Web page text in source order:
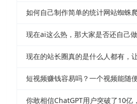
如何自己制作简单的统计网站蜘蛛
现在ai这么热，那大家是否还自己
现在的站长圈真的是什么人都有，
短视频赚钱容易吗？一个视频能随
你敢相信ChatGPT用户突破了10亿